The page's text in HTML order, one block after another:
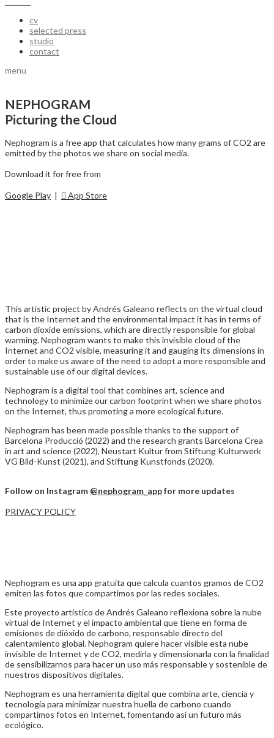
cv
selected press
studio
contact
menu
NEPHOGRAM
Picturing the Cloud
Nephogram is a free app that calculates how many grams of CO2 are
emitted by the photos we share on social media.
Download it for free from
Google Play |  App Store
This artistic project by Andrés Galeano reflects on the virtual cloud
that is the Internet and the environmental impact it has in terms of
carbon dioxide emissions, which are directly responsible for global
warming. Nephogram wants to make this invisible cloud of the
Internet and CO2 visible, measuring it and gauging its dimensions in
order to make us aware of the need to adopt a more responsible and
sustainable use of our digital devices.
Nephogram is a digital tool that combines art, science and
technology to minimize our carbon footprint when we share photos
on the Internet, thus promoting a more ecological future.
Nephogram has been made possible thanks to the support of
Barcelona Producció (2022) and the research grants Barcelona Crea
in art and science (2022), Neustart Kultur from Stiftung Kulturwerk
VG Bild-Kunst (2021), and Stiftung Kunstfonds (2020).
Follow on Instagram @nephogram_appfor more updates
PRIVACY POLICY
Nephogram es una app gratuita que calcula cuantos gramos de CO2
emiten las fotos que compartimos por las redes sociales.
Este proyecto artístico de Andrés Galeano reflexiona sobre la nube
virtual de Internet y el impacto ambiental que tiene en forma de
emisiones de dióxido de carbono, responsable directo del
calentamiento global. Nephogram quiere hacer visible esta nube
invisible de Internet y de CO2, medirla y dimensionarla con la finalidad
de sensibilizarnos para hacer un uso más responsable y sostenible de
nuestros dispositivos digitales.
Nephogram es una herramienta digital que combina arte, ciencia y
tecnología para minimizar nuestra huella de carbono cuando
compartimos fotos en Internet, fomentando así un futuro más
ecológico.